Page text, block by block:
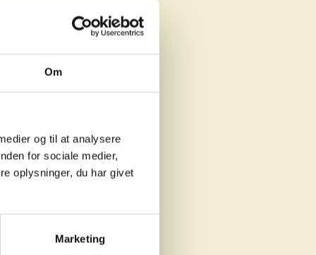
Om
og til at analysere
for sociale medier,
oplysninger, du har givet
Marketing